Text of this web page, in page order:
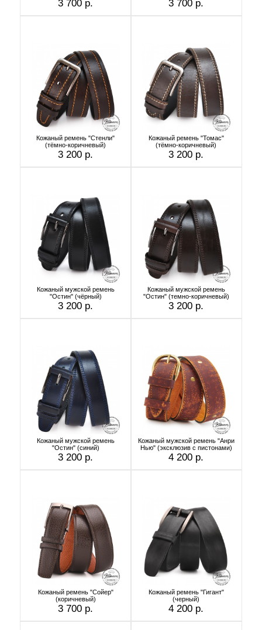
3 700 р. 3 700 р.
Кожаный ремень "Стенли"
(тёмно-коричневый)
3 200 р.
Кожаный ремень "Томас"
(тёмно-коричневый)
3 200 р.
Кожаный мужской ремень
"Остин" (чёрный)
3 200 р.
Кожаный мужской ремень
"Остин" (темно-коричневый)
3 200 р.
Кожаный мужской ремень
"Остин" (синий)
3 200 р.
Кожаный мужской ремень "Анри
Нью" (эксклюзив с пистонами)
4 200 р.
Кожаный ремень "Сойер"
(коричневый)
3 700 р.
Кожаный ремень "Гигант"
(черный)
4 200 р.